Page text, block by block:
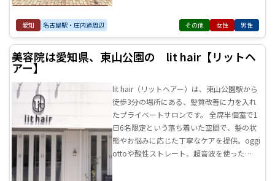
愛知 名古屋駅・庄内通周辺 その他 女性 男性
美容院は愛知県、東山公園の lit hair【リットヘ
アー】
lit hair（リットヘアー）は、東山公園駅から
徒歩3分の場所にある、髪質改善に力を入れ
たプライベートサロンです。 全席半個室で1
日6名限定という落ち着いた空間で、髪の状
態やお悩みに応じた丁寧なケアを提供。oggi
ottoや酸性ストレート、超音波を使った…